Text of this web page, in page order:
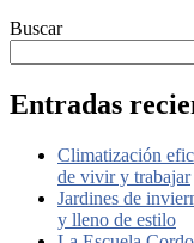
Buscar
Entradas
Climatización
de vivir y trabajar
Jardines de
y lleno de estilo